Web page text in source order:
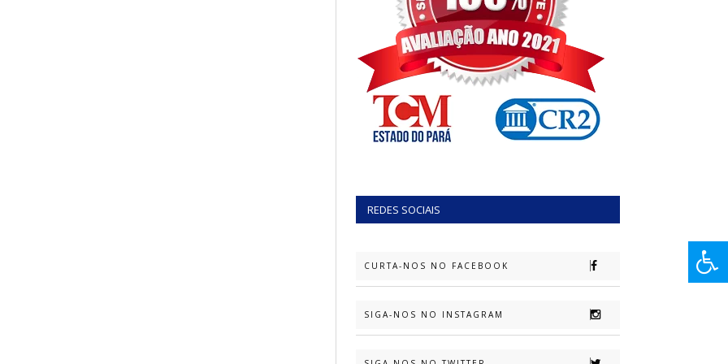
REDES SOCIAIS
CURTA-NOS NO FACEBOOK
SIGA-NOS NO INSTAGRAM